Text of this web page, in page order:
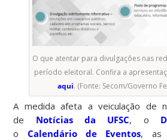
O que atentar para divulgações nas
período eleitoral. Confira a
aqui. (Fonte: Secom/Governo
A medida afeta a veiculação de
de Notícias da UFSC, o
o Calendário de Eventos, as